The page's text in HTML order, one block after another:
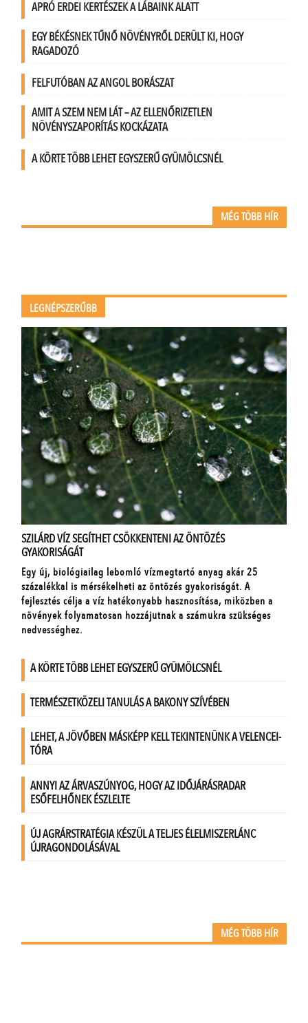
APRÓ ERDEI KERTÉSZEK A LÁBAINK ALATT
EGY BÉKÉSNEK TŰNŐ NÖVÉNYRŐL DERÜLT KI, HOGY
RAGADOZÓ
FELFUTÓBAN AZ ANGOL BORÁSZAT
AMIT A SZEM NEM LÁT – AZ ELLENŐRIZETLEN
NÖVÉNYSZAPORÍTÁS KOCKÁZATA
A KÖRTE TÖBB LEHET EGYSZERŰ GYÜMÖLCSNÉL
MÉG TÖBB HÍR
LEGNÉPSZERŰBB
MÉG TÖBB HÍR